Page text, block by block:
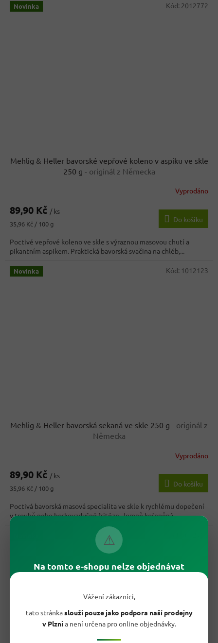
⚠
Na tomto e-shopu nelze objednávat
Vážení zákazníci,
tato stránkaslouží pouze jako podpora naší prodejny
v Plznia není určena pro online objednávky.
Novinka
Mehlig & Heller bavorské vepřové koleno v aspiku ve skle
250 g - originál z Německa
Vyprodáno
89,90 Kč / ks
Měrná
35,96 Kč / 100 g
Do košíku
Poctivé vepřové koleno ve skle s výraznou masovou chutí a
pikantním aspikem. Praktická bavorská svačina na chléb,...
Kód: 2012772
Novinka
Mehlig & Heller bavorská sekaná ve skle 250 g - originál z
Německa
Vyprodáno
89,90 Kč / ks
Měrná
35,96 Kč / 100 g
Do košíku
Poctivá bavorská masová specialita ve skle k rychlému dopečení
v troubě nebo horkovzdušné fritéze. Jemně kořeněná...
Kód: 1012123